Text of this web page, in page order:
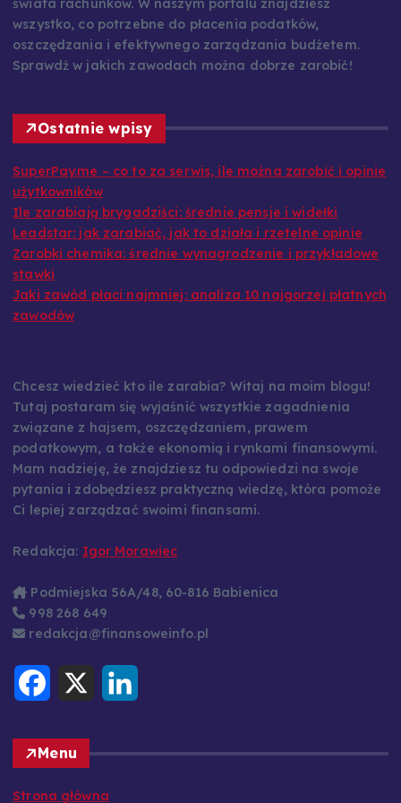
wszystko, co potrzebne do płacenia podatków,
oszczędzania i efektywnego zarządzania budżetem.
Sprawdź w jakich zawodach można dobrze zarobić!
Ostatnie wpisy
SuperPay.me – co to za serwis, ile można zarobić i opinie
użytkowników
Ile zarabiają brygadziści: średnie pensje i widełki
Leadstar: jak zarabiać, jak to działa i rzetelne opinie
Zarobki chemika: średnie wynagrodzenie i przykładowe
stawki
Jaki zawód płaci najmniej: analiza 10 najgorzej płatnych
zawodów
Chcesz wiedzieć kto ile zarabia? Witaj na moim blogu!
Tutaj postaram się wyjaśnić wszystkie zagadnienia
związane z hajsem, oszczędzaniem, prawem
podatkowym, a także ekonomią i rynkami finansowymi.
Mam nadzieję, że znajdziesz tu odpowiedzi na swoje
pytania i zdobędziesz praktyczną wiedzę, która pomoże
Ci lepiej zarządzać swoimi finansami.
Redakcja: Igor Morawiec
Podmiejska 56A/48, 60-816 Babienica
998 268 649
redakcja@finansoweinfo.pl
o
o
k
X
I
Menu
Strona główna